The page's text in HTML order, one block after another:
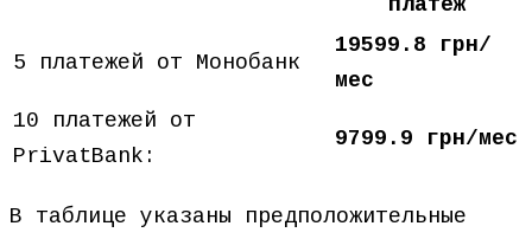
платёж
5 платежей от Монобанк
19599.8 грн/
мес
10 платежей от
PrivatBank:
9799.9 грн/мес
В таблице указаны предположительные